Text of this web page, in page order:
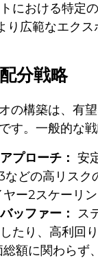
における特定
り広範なエク
分戦略
の構築は、有
す。一般的な
プローチ： 安
どの高リスク
ヤー2スケーリ
ッファー： ス
たり、高利回
総額に関わらず